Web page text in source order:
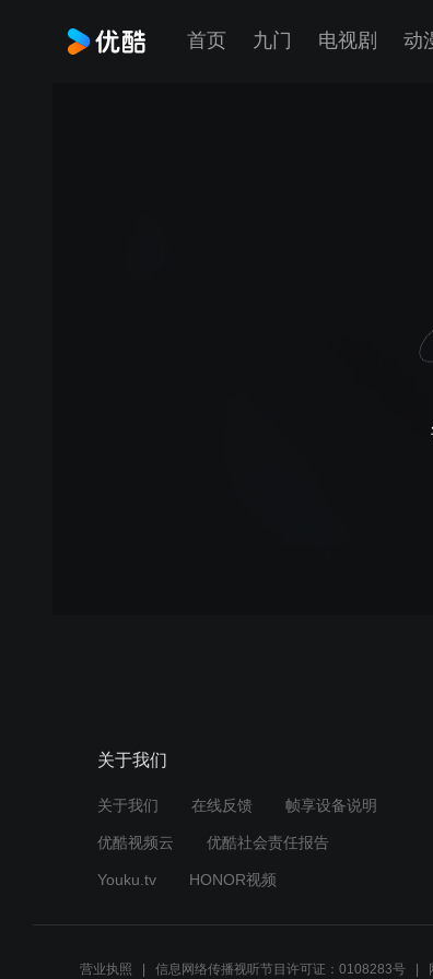
首页 九门 电视剧 动
关于我们
关于我们 在线反馈 帧享设备说明
优酷视频云 优酷社会责任报告
Youku.tv HONOR视频
营业执照 信息网络传播视听节目许可证：0108283号